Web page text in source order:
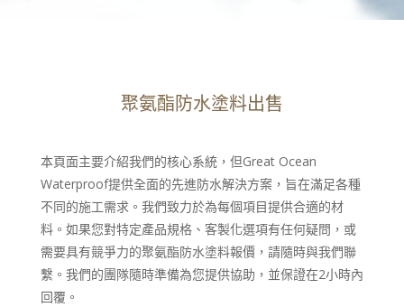
聚氨酯防水塗料出售
本頁面主要介紹我們的核心系統，但Great Ocean
Waterproof提供全面的先進防水解決方案，旨在滿足各種
不同的施工需求。我們致力於為每個項目提供合適的材
料。如果您對特定產品規格、客製化選項有任何疑問，或
需要具有競爭力的聚氨酯防水塗料報價，請隨時與我們聯
繫。我們的團隊隨時準備為您提供協助，並保證在2小時內
回覆。